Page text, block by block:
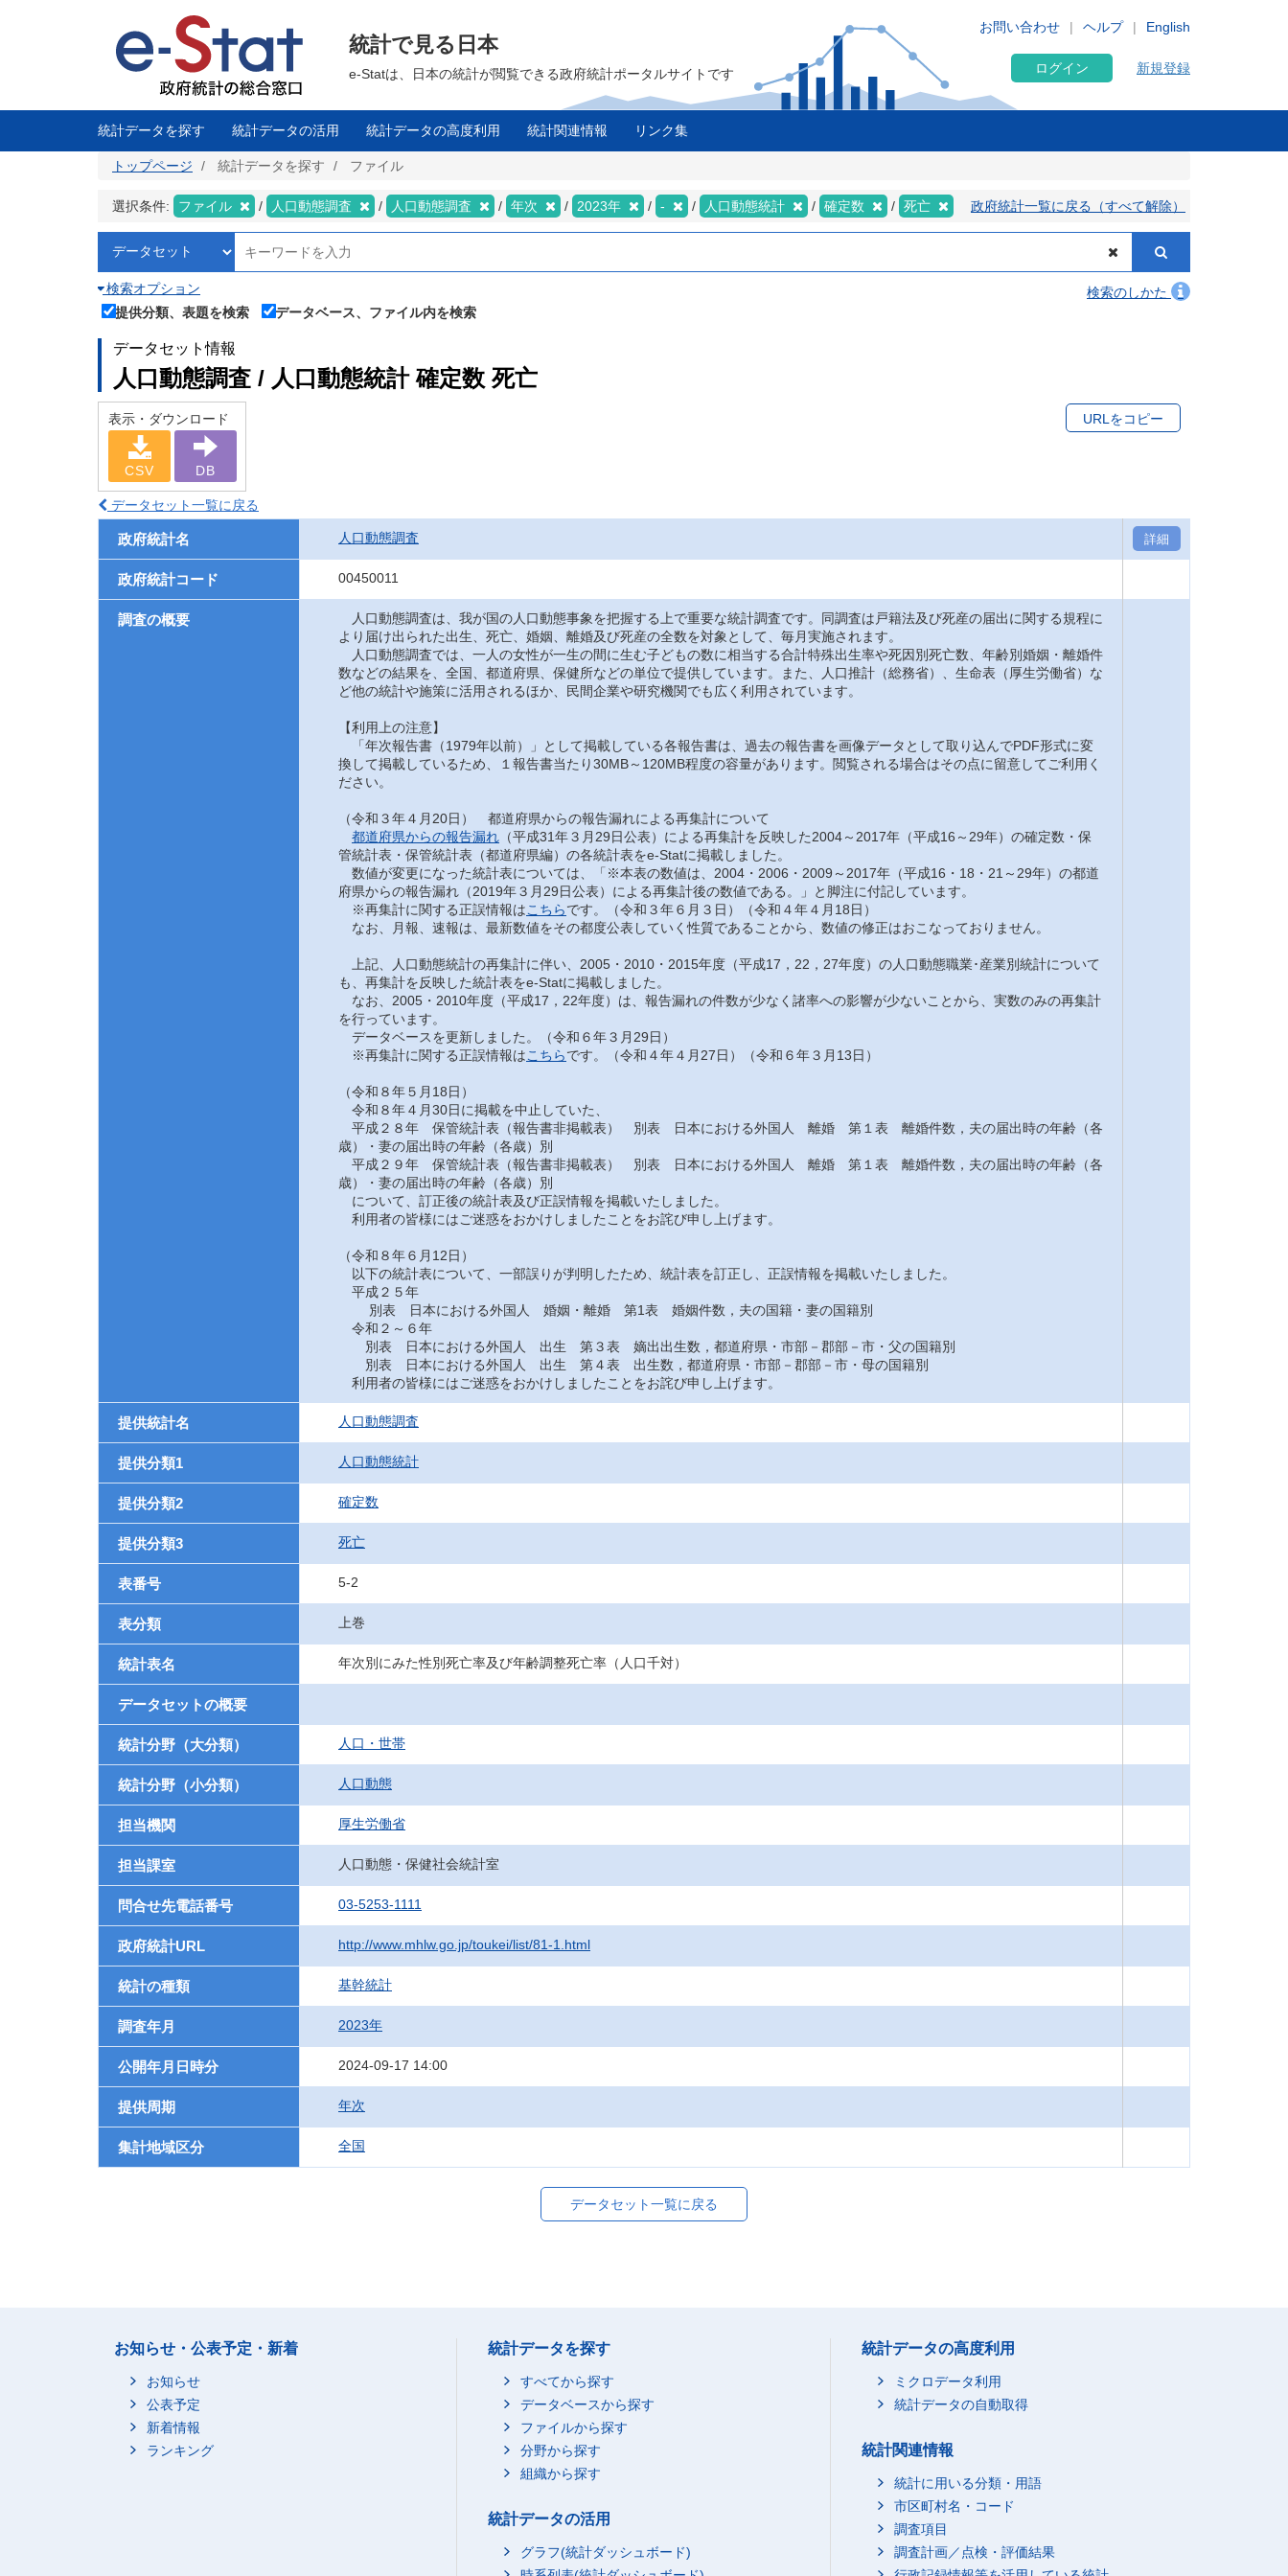
に
English
お問い合わせ ヘルプ
統計で見る日本
e-Statは、日本の統計が閲覧できる政府統計ポータルサイトです ログイン 新規登録
統計データを探す 統計データの活用 統計データの高度利用 統計関連情報 リンク集
トップページ 統計データを探す ファイル
選択条件: ファイル 人口動態調査 人口動態調査 年次 2023年 - 人口動態統計 確定数 死亡 政府統計一覧に戻る（すべて解除）
検索オプション
検索のしかた
提供分類、表題を検索
データベース、ファイル内を検索
データセット情報
人口動態調査 / 人口動態統計 確定数 死亡
表示・ダウンロード
CSV DB
URLをコピー
データセット一覧に戻る
政府統計名 人口動態調査 詳細
政府統計コード 00450011
調査の概要
人口動態調査は、我が国の人口動態事象を把握する上で重要な統計調査です。同調査は戸籍法及び死産の届出に関する規程に
より届け出られた出生、死亡、婚姻、離婚及び死産の全数を対象として、毎月実施されます。
人口動態調査では、一人の女性が一生の間に生む子どもの数に相当する合計特殊出生率や死因別死亡数、年齢別婚姻・離婚件
数などの結果を、全国、都道府県、保健所などの単位で提供しています。また、人口推計（総務省）、生命表（厚生労働省）な
ど他の統計や施策に活用されるほか、民間企業や研究機関でも広く利用されています。
【利用上の注意】
「年次報告書（1979年以前）」として掲載している各報告書は、過去の報告書を画像データとして取り込んでPDF形式に変
換して掲載しているため、１報告書当たり30MB～120MB程度の容量があります。閲覧される場合はその点に留意してご利用く
ださい。
（令和３年４月20日） 都道府県からの報告漏れによる再集計について
都道府県からの報告漏れ （平成31年３月29日公表）による再集計を反映した2004～2017年（平成16～29年）の確定数・保
管統計表・保管統計表（都道府県編）の各統計表をe-Statに掲載しました。
数値が変更になった統計表については、「※本表の数値は、2004・2006・2009～2017年（平成16・18・21～29年）の都道
府県からの報告漏れ（2019年３月29日公表）による再集計後の数値である。」と脚注に付記しています。
※再集計に関する正誤情報はこちらです。（令和３年６月３日）（令和４年４月18日）
なお、月報、速報は、最新数値をその都度公表していく性質であることから、数値の修正はおこなっておりません。
上記、人口動態統計の再集計に伴い、2005・2010・2015年度（平成17，22，27年度）の人口動態職業･産業別統計について
も、再集計を反映した統計表をe-Statに掲載しました。
なお、2005・2010年度（平成17，22年度）は、報告漏れの件数が少なく諸率への影響が少ないことから、実数のみの再集計
を行っています。
データベースを更新しました。（令和６年３月29日）
※再集計に関する正誤情報はこちらです。（令和４年４月27日）（令和６年３月13日）
（令和８年５月18日）
令和８年４月30日に掲載を中止していた、
平成２８年 保管統計表（報告書非掲載表） 別表 日本における外国人 離婚 第１表 離婚件数，夫の届出時の年齢（各
歳）・妻の届出時の年齢（各歳）別
平成２９年 保管統計表（報告書非掲載表） 別表 日本における外国人 離婚 第１表 離婚件数，夫の届出時の年齢（各
歳）・妻の届出時の年齢（各歳）別
について、訂正後の統計表及び正誤情報を掲載いたしました。
利用者の皆様にはご迷惑をおかけしましたことをお詫び申し上げます。
（令和８年６月12日）
以下の統計表について、一部誤りが判明したため、統計表を訂正し、正誤情報を掲載いたしました。
平成２５年
別表 日本における外国人 婚姻・離婚 第1表 婚姻件数，夫の国籍・妻の国籍別
令和２～６年
別表 日本における外国人 出生 第３表 嫡出出生数，都道府県・市部－郡部－市・父の国籍別
別表 日本における外国人 出生 第４表 出生数，都道府県・市部－郡部－市・母の国籍別
利用者の皆様にはご迷惑をおかけしましたことをお詫び申し上げます。
提供統計名 人口動態調査
提供分類1 人口動態統計
提供分類2 確定数
提供分類3 死亡
表番号 5-2
表分類 上巻
統計表名 年次別にみた性別死亡率及び年齢調整死亡率（人口千対）
データセットの概要
統計分野（大分類） 人口・世帯
統計分野（小分類） 人口動態
担当機関 厚生労働省
担当課室 人口動態・保健社会統計室
問合せ先電話番号 03-5253-1111
政府統計URL http://www.mhlw.go.jp/toukei/list/81-1.html
統計の種類 基幹統計
調査年月 2023年
公開年月日時分 2024-09-17 14:00
提供周期 年次
集計地域区分 全国
データセット一覧に戻る
お知らせ・公表予定・新着
お知らせ
公表予定
新着情報
ランキング
統計データを探す
すべてから探す
データベースから探す
ファイルから探す
分野から探す
組織から探す
統計データの活用
グラフ(統計ダッシュボード)
統計データの高度利用
ミクロデータ利用
統計データの自動取得
統計関連情報
統計に用いる分類・用語
市区町村名・コード
調査項目
調査計画／点検・評価結果